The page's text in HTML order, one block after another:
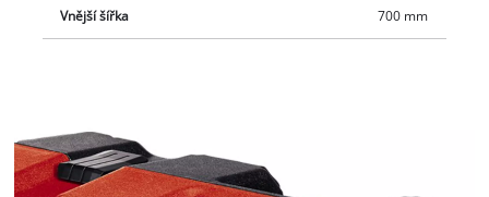
Vnější šířka 700 mm